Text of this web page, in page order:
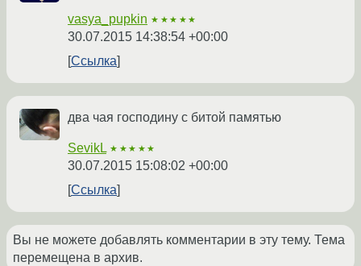
vasya_pupkin ★★★★★
30.07.2015 14:38:54 +00:00
Ссылка
два чая господину с битой памятью
SevikL ★★★★★
30.07.2015 15:08:02 +00:00
Ссылка
Вы не можете добавлять комментарии в эту тему. Тема
перемещена в архив.